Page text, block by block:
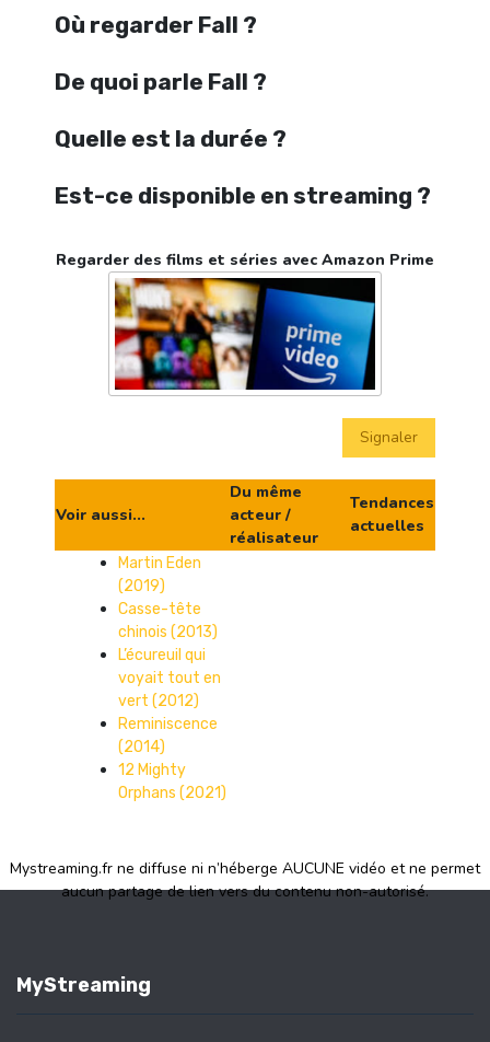
Où regarder Fall ?
De quoi parle Fall ?
Quelle est la durée ?
Est-ce disponible en streaming ?
Regarder des films et séries avec Amazon Prime
Signaler
Voir aussi...
Du même
acteur /
réalisateur
Tendances
actuelles
Martin Eden
(2019)
Casse-tête
chinois (2013)
L’écureuil qui
voyait tout en
vert (2012)
Reminiscence
(2014)
12 Mighty
Orphans (2021)
Mystreaming.fr ne diffuse ni n’héberge AUCUNE vidéo et ne permet
aucun partage de lien vers du contenu non-autorisé.
MyStreaming